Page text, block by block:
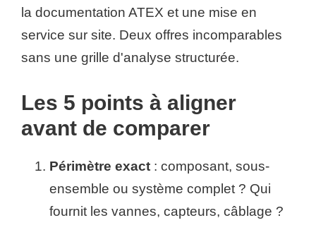
la documentation ATEX et une mise en
service sur site. Deux offres incomparables
sans une grille d'analyse structurée.
Les 5 points à aligner
avant de comparer
Périmètre exact : composant, sous-
ensemble ou système complet ? Qui
fournit les vannes, capteurs, câblage ?